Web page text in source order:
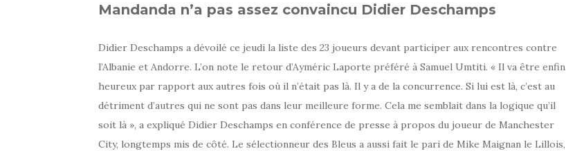
Mandanda n’a pas assez convaincu Didier Deschamps
Didier Deschamps a dévoilé ce jeudi la liste des 23 joueurs devant participer aux rencontres contre
l’Albanie et Andorre. L’on note le retour d’Ayméric Laporte préféré à Samuel Umtiti. « Il va être enfin
heureux par rapport aux autres fois où il n’était pas là. Il y a de la concurrence. Si lui est là, c’est au
détriment d’autres qui ne sont pas dans leur meilleure forme. Cela me semblait dans la logique qu’il
soit là », a expliqué Didier Deschamps en conférence de presse à propos du joueur de Manchester
City, longtemps mis de côté. Le sélectionneur des Bleus a aussi fait le pari de Mike Maignan le Lillois,